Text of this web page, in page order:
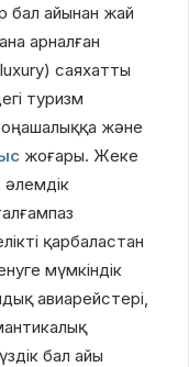
бал айынан жай
арналған
саяхатты
туризм
оңашалыққа және
жоғары. Жеке
қарбаластан
мүмкіндік
авиарейстері,
бал айы